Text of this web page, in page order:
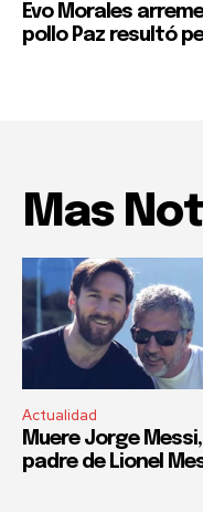
Evo Morales
pollo Paz resultó
Mas
Actualidad
Muere Jorge Messi,
padre de Lionel